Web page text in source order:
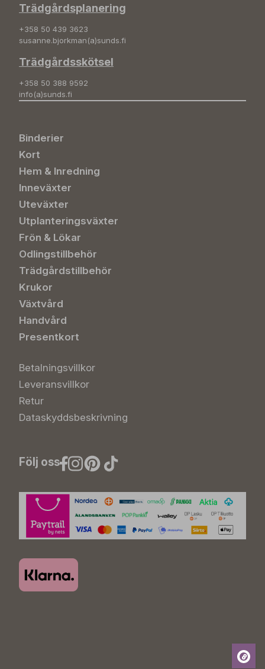
Trädgårdsplanering
+358 50 439 3623
susanne.bjorkman(a)sunds.fi
Trädgårdsskötsel
+358 50 388 9592
info(a)sunds.fi
Binderier
Kort
Hem & Inredning
Inneväxter
Uteväxter
Utplanteringsväxter
Frön & Lökar
Odlingstillbehör
Trädgårdstillbehör
Krukor
Växtvård
Handvård
Presentkort
Betalningsvillkor
Leveransvillkor
Retur
Dataskyddsbeskrivning
Följ oss